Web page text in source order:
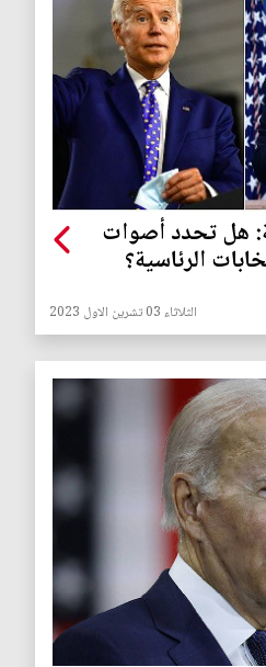
هل تحدد أصوات
الرئاسية؟
الثلاثاء 03 تشرين الاول 2023